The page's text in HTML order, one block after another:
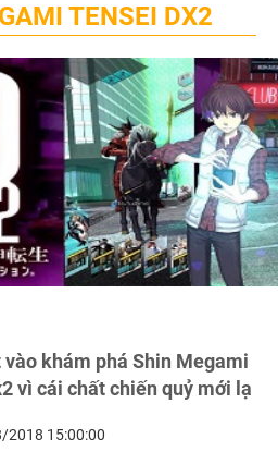
TENSEI DX2
khám phá Shin Megami
vì cái chất chiến quỷ mới lạ
2018 15:00:00